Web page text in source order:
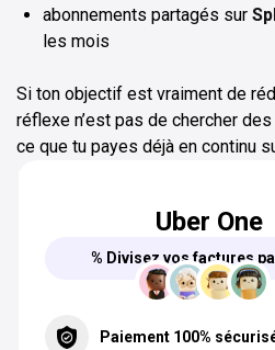
abonnements partagés sur
les mois
Si ton objectif est vraiment de
réflexe n’est pas de chercher
ce que tu payes déjà en continu
Uber One
% Divisez vos factures
Paiement 100%